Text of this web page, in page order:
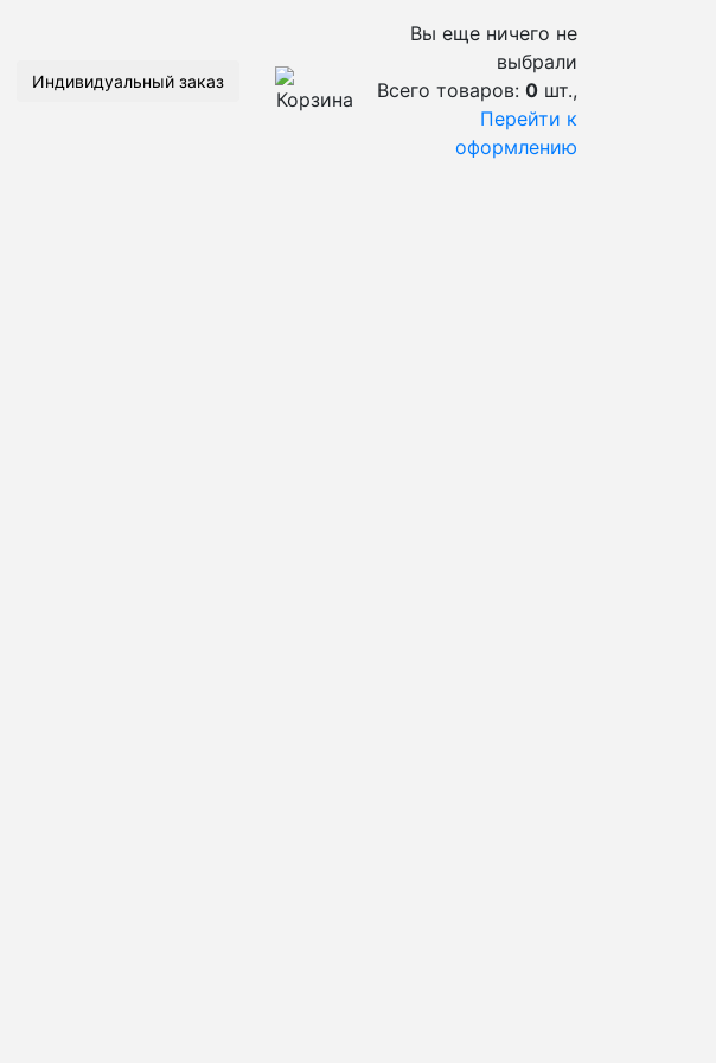
Индивидуальный заказ
Вы еще ничего не
выбрали
Всего товаров: 0 шт.,
Перейти к
оформлению